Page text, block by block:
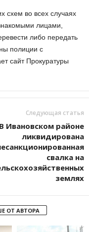
схем во всех случаях
лицами,
либо передать
полиции с
сайт Прокуратуры
Следующая статья
В Ивановском районе
ликвидирована
свалка на
землях
ОТ АВТОРА